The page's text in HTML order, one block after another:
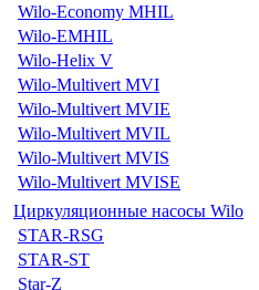
Wilo-Economy MHIL
Wilo-EMHIL
Wilo-Helix V
Wilo-Multivert MVI
Wilo-Multivert MVIE
Wilo-Multivert MVIL
Wilo-Multivert MVIS
Wilo-Multivert MVISE
Циркуляционные насосы Wilo
STAR-RSG
STAR-ST
Star-Z